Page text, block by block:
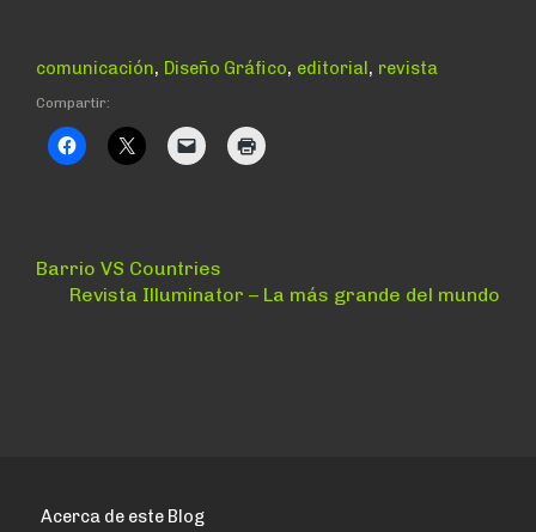
comunicación, Diseño Gráfico, editorial, revista
Compartir:
Navegación
Anterior:
Barrio VS Countries
Siguiente:
Revista Illuminator – La más grande del mundo
Acerca de este Blog